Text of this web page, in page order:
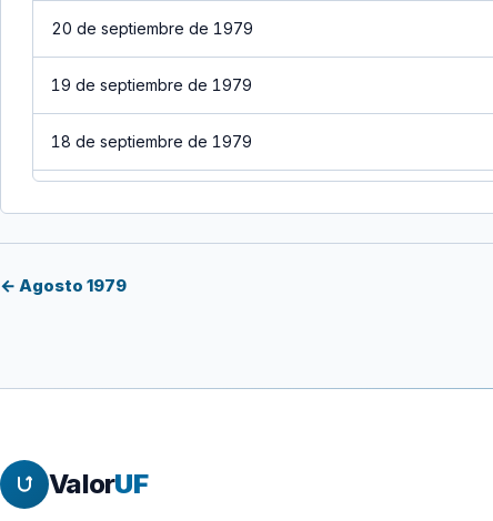
20 de septiembre de 1979
19 de septiembre de 1979
18 de septiembre de 1979
12 de septiembre de 1979
← Agosto 1979
ValorUF